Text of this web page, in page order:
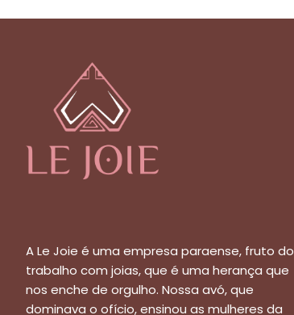
A Le Joie é uma empresa paraense, fruto do
trabalho com joias, que é uma herança que
nos enche de orgulho. Nossa avó, que
dominava o ofício, ensinou as mulheres da